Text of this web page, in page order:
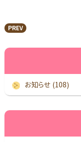
PREV
お知らせ (108)